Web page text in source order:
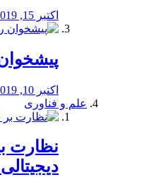
اکتبر 15, 2019
اکتبر 10, 2019
علم و فناوری
نظارت